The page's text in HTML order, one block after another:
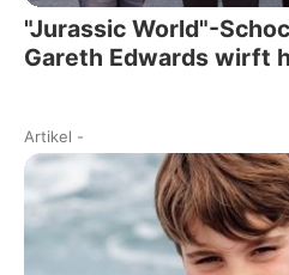
"Jurassic World"-
Gareth Edwards wirft
Artikel -